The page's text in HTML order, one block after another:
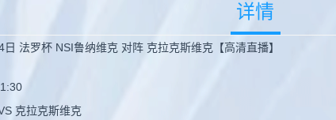
详情
日 法罗杯 NSI鲁纳维克 对阵 克拉克斯维克【高清直播】
克拉克斯维克